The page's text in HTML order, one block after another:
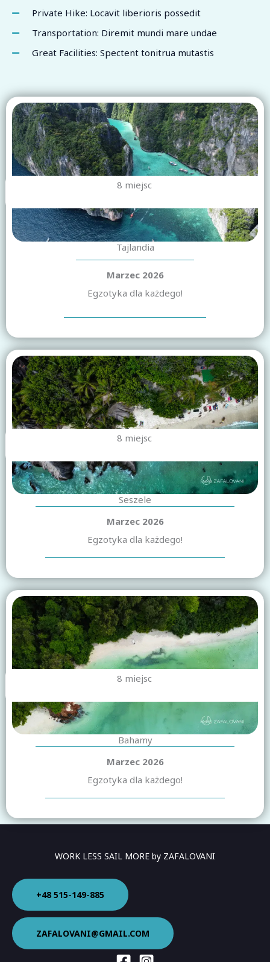
Private Hike: Locavit liberioris possedit
Transportation: Diremit mundi mare undae
Great Facilities: Spectent tonitrua mutastis
Tajlandia
Marzec 2026
Egzotyka dla każdego!
8 miejsc
Seszele
Marzec 2026
Egzotyka dla każdego!
8 miejsc
Bahamy
Marzec 2026
Egzotyka dla każdego!
8 miejsc
WORK LESS SAIL MORE by ZAFALOVANI
+48 515-149-885
ZAFALOVANI@GMAIL.COM